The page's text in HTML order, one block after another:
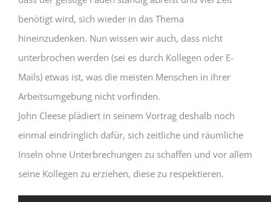
benötigt wird, sich wieder in das Thema
hineinzudenken. Nun wissen wir auch, dass nicht
unterbrochen werden (sei es durch Kollegen oder E-
Mails) etwas ist, was die meisten Menschen in ihrer
Arbeitsumgebung nicht vorfinden.
John Cleese plädiert in seinem Vortrag deshalb noch
einmal eindringlich dafür, sich zeitliche und räumliche
Inseln ohne Unterbrechungen zu schaffen und vor allem
seine Kollegen zu erziehen, diese zu respektieren.